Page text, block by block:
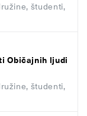
študenti,
Običajnih ljudi
študenti,